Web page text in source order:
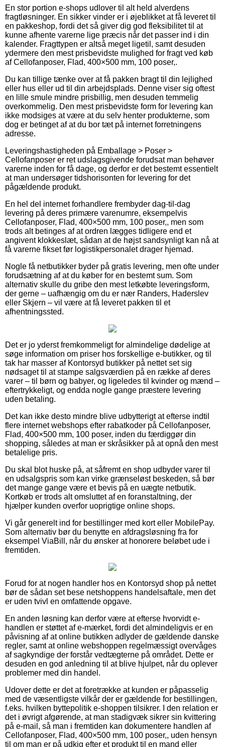
En stor portion e-shops udlover til alt held alverdens
fragtløsninger. En sikker vinder er i øjeblikket at få leveret til
en pakkeshop, fordi det så giver dig god fleksibilitet til at
kunne afhente varerne lige præcis når det passer ind i din
kalender. Fragttypen er altså meget ligetil, samt desuden
ydermere den mest prisbevidste mulighed for fragt ved køb
af Cellofanposer, Flad, 400×500 mm, 100 poser,.
Du kan tillige tænke over at få pakken bragt til din lejlighed
eller hus eller ud til din arbejdsplads. Denne viser sig oftest
en lille smule mindre prisbillig, men desuden temmelig
overkommelig. Den mest prisbevidste form for levering kan
ikke modsiges at være at du selv henter produkterne, som
dog er betinget af at du bor tæt på internet forretningens
adresse.
Leveringshastigheden på Emballage > Poser >
Cellofanposer er ret udslagsgivende forudsat man behøver
varerne inden for få dage, og derfor er det bestemt essentielt
at man undersøger tidshorisonten for levering for det
pågældende produkt.
En hel del internet forhandlere frembyder dag-til-dag
levering på deres primære varenumre, eksempelvis
Cellofanposer, Flad, 400×500 mm, 100 poser,, men som
trods alt betinges af at ordren lægges tidligere end et
angivent klokkeslæt, sådan at de højst sandsynligt kan nå at
få varerne fikset før logistikpersonalet drager hjemad.
Nogle få netbutikker byder på gratis levering, men ofte under
forudsætning af at du køber for en bestemt sum. Som
alternativ skulle du gribe den mest letkøbte leveringsform,
der gerne – uafhængig om du er nær Randers, Haderslev
eller Skjern – vil være at få leveret pakken til et
afhentningssted.
Det er jo yderst fremkommeligt for almindelige dødelige at
søge information om priser hos forskellige e-butikker, og til
tak har masser af Kontorsyd butikker på nettet set sig
nødsaget til at stampe salgsværdien på en række af deres
varer – til børn og babyer, og ligeledes til kvinder og mænd –
eftertrykkeligt, og endda nogle gange præstere levering
uden betaling.
Det kan ikke desto mindre blive udbytterigt at efterse indtil
flere internet webshops efter rabatkoder på Cellofanposer,
Flad, 400×500 mm, 100 poser, inden du færdiggør din
shopping, således at man er skråsikker på at opnå den mest
betalelige pris.
Du skal blot huske på, at såfremt en shop udbyder varer til
en udsalgspris som kan virke grænseløst beskeden, så bør
det mange gange være et bevis på en uægte netbutik.
Kortkøb er trods alt omsluttet af en foranstaltning, der
hjælper kunden overfor uoprigtige online shops.
Vi går generelt ind for bestillinger med kort eller MobilePay.
Som alternativ bør du benytte en afdragsløsning fra for
eksempel ViaBill, når du ønsker at honorere beløbet ude i
fremtiden.
Forud for at nogen handler hos en Kontorsyd shop på nettet
bør de sådan set bese netshoppens handelsaftale, men det
er uden tvivl en omfattende opgave.
En anden løsning kan derfor være at efterse hvorvidt e-
handlen er støttet af e-mærket, fordi det almindeligvis er en
påvisning af at online butikken adlyder de gældende danske
regler, samt at online webshoppen regelmæssigt overvåges
af sagkyndige der forstår vedtægterne på området. Dette er
desuden en god anledning til at blive hjulpet, når du oplever
problemer med din handel.
Udover dette er det at foretrække at kunden er påpasselig
med de væsentligste vilkår der er gældende for bestillingen,
f.eks. hvilken byttepolitik e-shoppen tilsikrer. I den relation er
det i øvrigt afgørende, at man stadigvæk sikrer sin kvittering
på e-mail, så man i fremtiden kan dokumentere handlen af
Cellofanposer, Flad, 400×500 mm, 100 poser,, uden hensyn
til om man er på udkig efter et produkt til en mand eller